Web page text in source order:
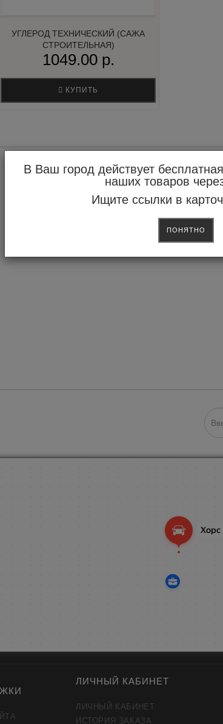
В Ваш город действует
наших товаров
Ищите ссылки в
ПОНЯТНО
УГЛЕРОД ТЕХНИЧЕСКИЙ (САЖА
СТРОИТЕЛЬНАЯ)
1049.00 р.
КУПИТЬ
ЛИЧНЫЙ КАБИНЕТ
ЛИЧНЫЙ КАБИНЕТ
ИСТОРИЯ ЗАКАЗА